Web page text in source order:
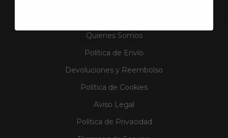
Quienes Somos
Política de Envío
Devoluciones y Reembolso
Política de Cookies
Aviso Legal
Política de Privacidad